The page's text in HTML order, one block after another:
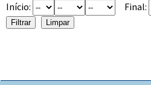
Início:
Final: